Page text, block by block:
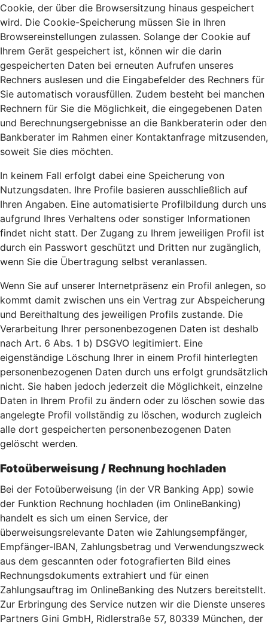
Cookie, der über die Browsersitzung hinaus gespeichert
wird. Die Cookie-Speicherung müssen Sie in Ihren
Browsereinstellungen zulassen. Solange der Cookie auf
Ihrem Gerät gespeichert ist, können wir die darin
gespeicherten Daten bei erneuten Aufrufen unseres
Rechners auslesen und die Eingabefelder des Rechners für
Sie automatisch vorausfüllen. Zudem besteht bei manchen
Rechnern für Sie die Möglichkeit, die eingegebenen Daten
und Berechnungsergebnisse an die Bankberaterin oder den
Bankberater im Rahmen einer Kontaktanfrage mitzusenden,
soweit Sie dies möchten.
In keinem Fall erfolgt dabei eine Speicherung von
Nutzungsdaten. Ihre Profile basieren ausschließlich auf
Ihren Angaben. Eine automatisierte Profilbildung durch uns
aufgrund Ihres Verhaltens oder sonstiger Informationen
findet nicht statt. Der Zugang zu Ihrem jeweiligen Profil ist
durch ein Passwort geschützt und Dritten nur zugänglich,
wenn Sie die Übertragung selbst veranlassen.
Wenn Sie auf unserer Internetpräsenz ein Profil anlegen, so
kommt damit zwischen uns ein Vertrag zur Abspeicherung
und Bereithaltung des jeweiligen Profils zustande. Die
Verarbeitung Ihrer personenbezogenen Daten ist deshalb
nach Art. 6 Abs. 1 b) DSGVO legitimiert. Eine
eigenständige Löschung Ihrer in einem Profil hinterlegten
personenbezogenen Daten durch uns erfolgt grundsätzlich
nicht. Sie haben jedoch jederzeit die Möglichkeit, einzelne
Daten in Ihrem Profil zu ändern oder zu löschen sowie das
angelegte Profil vollständig zu löschen, wodurch zugleich
alle dort gespeicherten personenbezogenen Daten
gelöscht werden.
Fotoüberweisung / Rechnung hochladen
Bei der Fotoüberweisung (in der VR Banking App) sowie
der Funktion Rechnung hochladen (im OnlineBanking)
handelt es sich um einen Service, der
überweisungsrelevante Daten wie Zahlungsempfänger,
Empfänger-IBAN, Zahlungsbetrag und Verwendungszweck
aus dem gescannten oder fotografierten Bild eines
Rechnungsdokuments extrahiert und für einen
Zahlungsauftrag im OnlineBanking des Nutzers bereitstellt.
Zur Erbringung des Service nutzen wir die Dienste unseres
Partners Gini GmbH, Ridlerstraße 57, 80339 München, der